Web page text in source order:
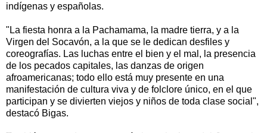
indígenas y españolas.
"La fiesta honra a la Pachamama, la madre tierra, y a la
Virgen del Socavón, a la que se le dedican desfiles y
coreografías. Las luchas entre el bien y el mal, la presencia
de los pecados capitales, las danzas de origen
afroamericanas; todo ello está muy presente en una
manifestación de cultura viva y de folclore único, en el que
participan y se divierten viejos y niños de toda clase social",
destacó Bigas.